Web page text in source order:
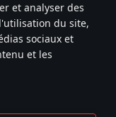
et analyser des
du site,
sociaux et
et les
relatifs aux cookies